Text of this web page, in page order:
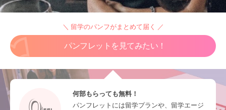
＼ 留学のパンフがまとめて届く ／
パンフレットを見てみたい！
何部もらっても無料！
パンフレットには留学プランや、留学エージ